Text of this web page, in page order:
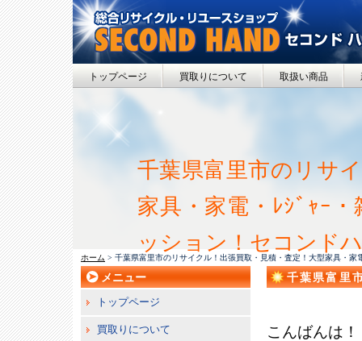
トップページ 買取りについて 取扱い商品
千葉県富里市のリサ
家具・家電・ﾚｼﾞｬｰ
ッション！セコンド
ホーム > 千葉県富里市のリサイクル！出張買取・見積・査定！大型家具・
千葉県富里
こんばんは！
メニュー
トップページ
買取りについて